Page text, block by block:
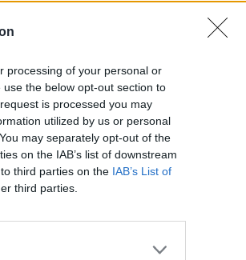
processing of your personal or
the below opt-out section to
is processed you may
utilized by us or personal
may separately opt-out of the
on the IAB’s list of downstream
third parties on the IAB’s List of
third parties.